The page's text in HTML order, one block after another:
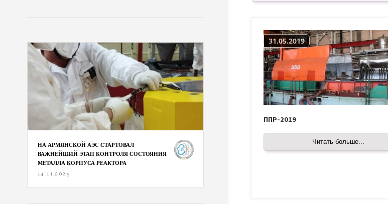
31.05.2019
ППР-2019
Читать больше...
НА АРМЯНСКОЙ АЭС СТАРТОВАЛ
ВАЖНЕЙШИЙ ЭТАП КОНТРОЛЯ СОСТОЯНИЯ
МЕТАЛЛА КОРПУСА РЕАКТОРА
14.11.2025